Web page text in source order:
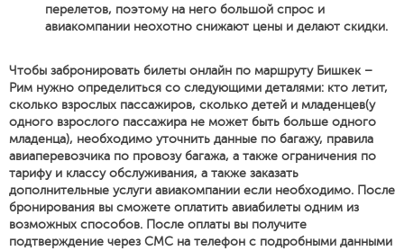
перелетов, поэтому на него большой спрос и
авиакомпании неохотно снижают цены и делают скидки.
Чтобы забронировать билеты онлайн по маршруту Бишкек –
Рим нужно определиться со следующими деталями: кто летит,
сколько взрослых пассажиров, сколько детей и младенцев(у
одного взрослого пассажира не может быть больше одного
младенца), необходимо уточнить данные по багажу, правила
авиаперевозчика по провозу багажа, а также ограничения по
тарифу и классу обслуживания, а также заказать
дополнительные услуги авиакомпании если необходимо. После
бронирования вы сможете оплатить авиабилеты одним из
возможных способов. После оплаты вы получите
подтверждение через СМС на телефон с подробными данными